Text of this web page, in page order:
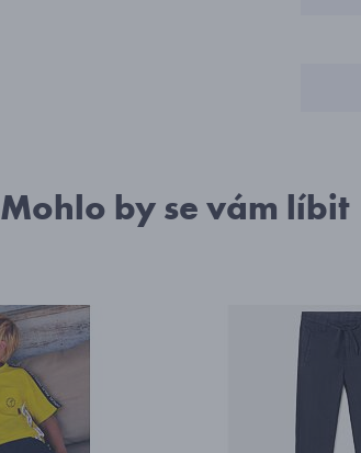
Mohlo by se vám líbit